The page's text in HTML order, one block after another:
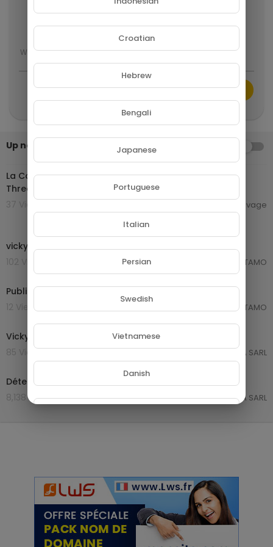
Show more
CANCEL Publish
Up next
La Confidente des Allemands | Vicky Krieps (Phantom
Thread) | Film Complet en Français | Drame
camillesauvage
vicky 2
102 Views . 12/11/23
Martin TAMO
Publicité VICKY 1
12 Views . 11/11/23
Martin TAMO
Vicky à Mbankomo
85 Views . 07/10/23
GROUPE NETORA SARL
Détergent Vicky
8,138 Views . 06/10/23
GROUPE NETORA SARL
Croatian
Hebrew
Bengali
Japanese
Portuguese
Italian
Persian
Swedish
Vietnamese
Danish